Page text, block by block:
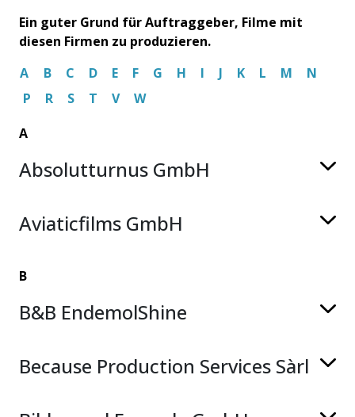
Ein guter Grund für Auftraggeber, Filme mit
diesen Firmen zu produzieren.
A
B C D E F G H I J K L M
N
P
R S T V
W
A
Absolutturnus GmbH
Aviaticfilms GmbH
B
B&B EndemolShine
Because Production Services Sàrl